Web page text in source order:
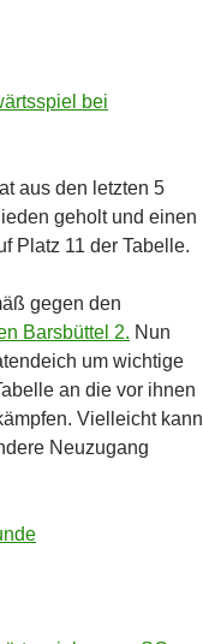
bei
aus den letzten 5
geholt und einen
Platz 11 der Tabelle.
gegen den
Barsbüttel 2. Nun
um wichtige
an die vor ihnen
Vielleicht kann
Neuzugang